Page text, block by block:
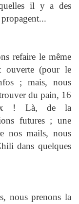
il y a des
refaire le même
ouverte (pour le
; mais, nous
du pain, 16
! Là, de la
futures ; une
nos mails, nous
dans quelques
prenons la